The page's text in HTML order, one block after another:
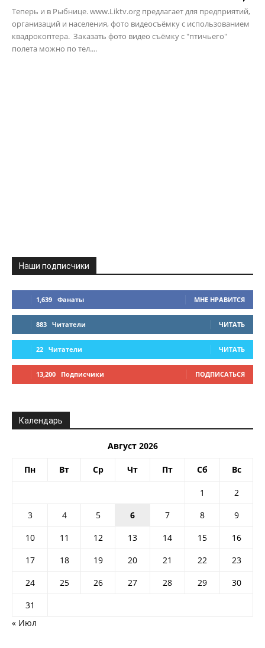
Теперь и в Рыбнице. www.Liktv.org предлагает для предприятий,
организаций и населения, фото видеосъёмку с использованием
квадрокоптера. Заказать фото видео съёмку с "птичьего"
полета можно по тел....
Наши подписчики
1,639 Фанаты МНЕ НРАВИТСЯ
883 Читатели ЧИТАТЬ
22 Читатели ЧИТАТЬ
13,200 Подписчики ПОДПИСАТЬСЯ
Календарь
Август 2026
Пн Вт Ср Чт Пт Сб Вс
1
2
3
4 5 6 7 8
9
10
11 12 13 14 15
16
17
18 19 20 21 22
23
24
25 26 27 28 29
30
31
« Июл